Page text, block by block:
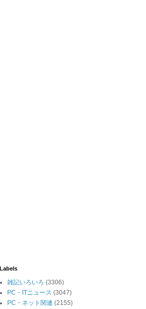
Labels
雑記いろいろ (3306)
PC・ITニュース (3047)
PC・ネット関連 (2155)